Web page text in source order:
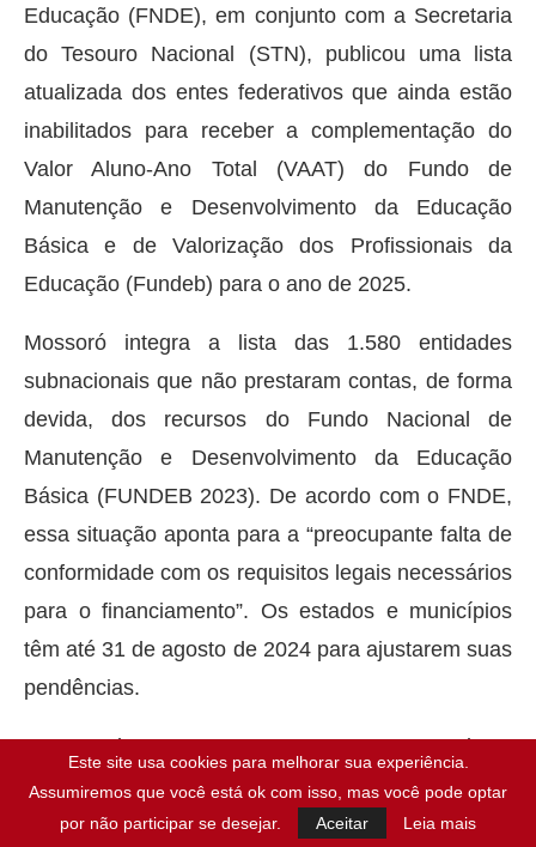
Educação (FNDE), em conjunto com a Secretaria
do Tesouro Nacional (STN), publicou uma lista
atualizada dos entes federativos que ainda estão
inabilitados para receber a complementação do
Valor Aluno-Ano Total (VAAT) do Fundo de
Manutenção e Desenvolvimento da Educação
Básica e de Valorização dos Profissionais da
Educação (Fundeb) para o ano de 2025.
Mossoró integra a lista das 1.580 entidades
subnacionais que não prestaram contas, de forma
devida, dos recursos do Fundo Nacional de
Manutenção e Desenvolvimento da Educação
Básica (FUNDEB 2023). De acordo com o FNDE,
essa situação aponta para a “preocupante falta de
conformidade com os requisitos legais necessários
para o financiamento”. Os estados e municípios
têm até 31 de agosto de 2024 para ajustarem suas
pendências.
De acordo com o FNDE, os entes precisam
atender a requisitos específicos de transparência e
prestação de contas para se habilitarem ao
Este site usa cookies para melhorar sua experiência.
Assumiremos que você está ok com isso, mas você pode optar
por não participar se desejar.
Aceitar Leia mais